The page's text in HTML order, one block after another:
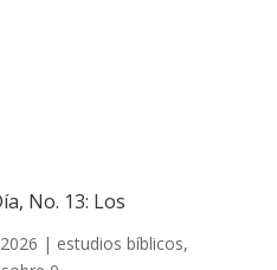
No. 13: Los
| estudios bíblicos,